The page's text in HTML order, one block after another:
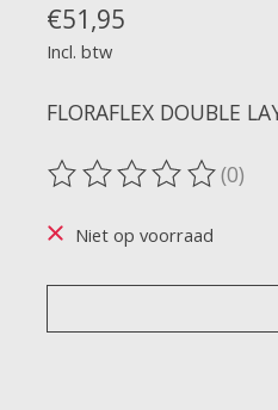
€51,95
Incl. btw
FLORAFLEX DOUBLE
De beoordeling van dit
(0)
Niet op voorraad